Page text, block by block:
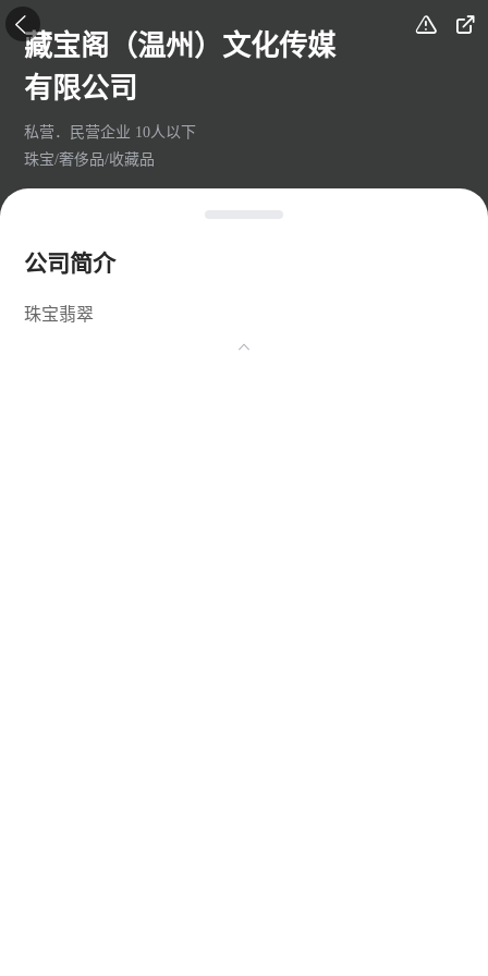
 

藏宝阁（温州）文化传媒
有限公司
私营．民营企业 10人以下
珠宝/奢侈品/收藏品
公司简介
珠宝翡翠